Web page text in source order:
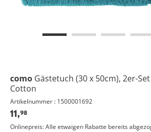
como Gästetuch (30 x 50cm), 2er-
Cotton
Artikelnummer : 1500001692
11,98
Onlinepreis: Alle etwaigen Rabatte bereits